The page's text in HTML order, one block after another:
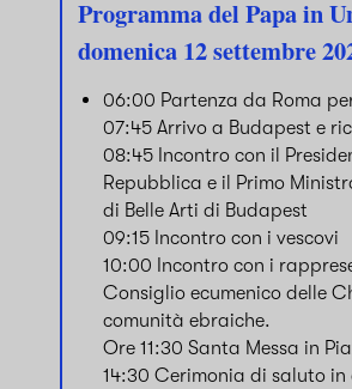
Programma del Papa in
domenica 12 settembre
06:00 Partenza da Roma
07:45 Arrivo a Budapest e
08:45 Incontro con il
Repubblica e il Primo
di Belle Arti di Budapest
09:15 Incontro con i vescovi
10:00 Incontro con i
Consiglio ecumenico delle
comunità ebraiche.
Ore 11:30 Santa Messa in
14:30 Cerimonia di saluto